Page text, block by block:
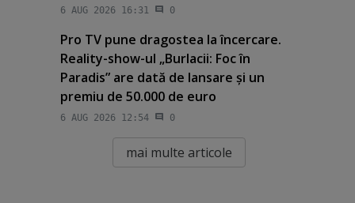
6 AUG 2026 16:31 0
Pro TV pune dragostea la încercare.
Reality-show-ul „Burlacii: Foc în
Paradis” are dată de lansare şi un
premiu de 50.000 de euro
6 AUG 2026 12:54 0
mai multe articole